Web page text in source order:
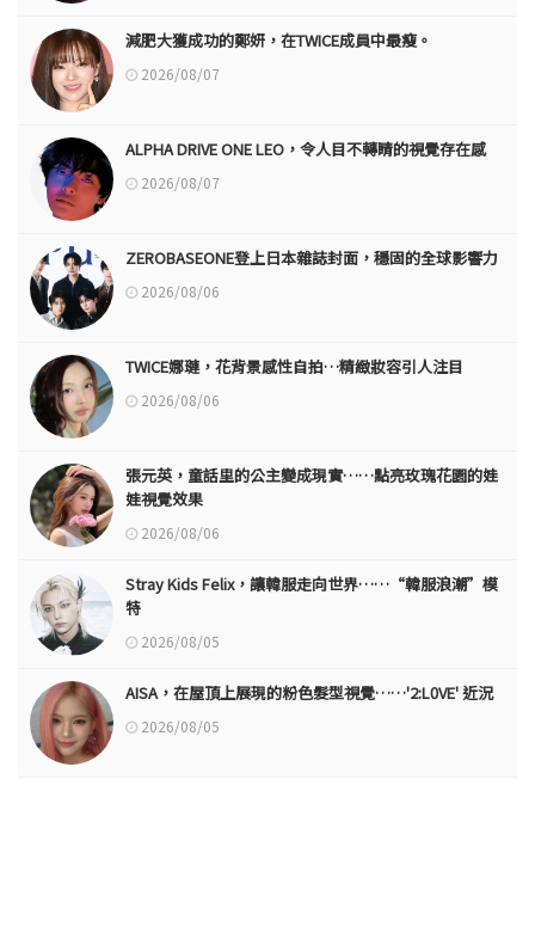
減肥大獲成功的鄭妍，在TWICE成員中最瘦。
2026/08/07
ALPHA DRIVE ONE LEO，令人目不轉睛的視覺存在感
2026/08/07
ZEROBASEONE登上日本雜誌封面，穩固的全球影響力
2026/08/06
TWICE娜璉，花背景感性自拍…精緻妝容引人注目
2026/08/06
張元英，童話里的公主變成現實……點亮玫瑰花園的娃
娃視覺效果
2026/08/06
Stray Kids Felix，讓韓服走向世界……“韓服浪潮”模
特
2026/08/05
AISA，在屋頂上展現的粉色髮型視覺……'2:L0VE' 近況
2026/08/05